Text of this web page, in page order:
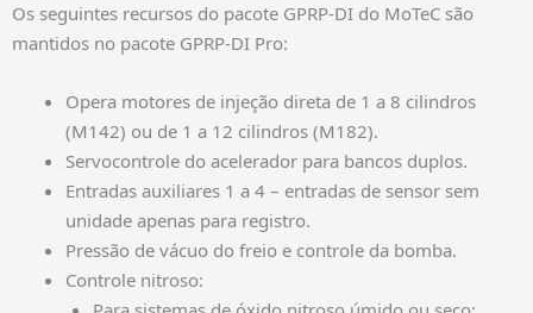
Os seguintes recursos do pacote GPRP-DI do MoTeC são
mantidos no pacote GPRP-DI Pro:
Opera motores de injeção direta de 1 a 8 cilindros
(M142) ou de 1 a 12 cilindros (M182).
Servocontrole do acelerador para bancos duplos.
Entradas auxiliares 1 a 4 – entradas de sensor sem
unidade apenas para registro.
Pressão de vácuo do freio e controle da bomba.
Controle nitroso: